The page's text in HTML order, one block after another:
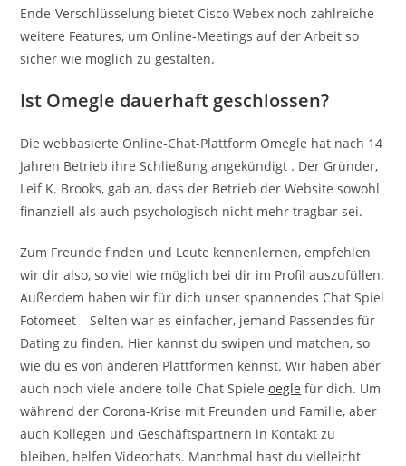
Ende-Verschlüsselung bietet Cisco Webex noch zahlreiche
weitere Features, um Online-Meetings auf der Arbeit so
sicher wie möglich zu gestalten.
Ist Omegle dauerhaft geschlossen?
Die webbasierte Online-Chat-Plattform Omegle hat nach 14
Jahren Betrieb ihre Schließung angekündigt . Der Gründer,
Leif K. Brooks, gab an, dass der Betrieb der Website sowohl
finanziell als auch psychologisch nicht mehr tragbar sei.
Zum Freunde finden und Leute kennenlernen, empfehlen
wir dir also, so viel wie möglich bei dir im Profil auszufüllen.
Außerdem haben wir für dich unser spannendes Chat Spiel
Fotomeet – Selten war es einfacher, jemand Passendes für
Dating zu finden. Hier kannst du swipen und matchen, so
wie du es von anderen Plattformen kennst. Wir haben aber
auch noch viele andere tolle Chat Spieleoegle für dich. Um
während der Corona-Krise mit Freunden und Familie, aber
auch Kollegen und Geschäftspartnern in Kontakt zu
bleiben, helfen Videochats. Manchmal hast du vielleicht